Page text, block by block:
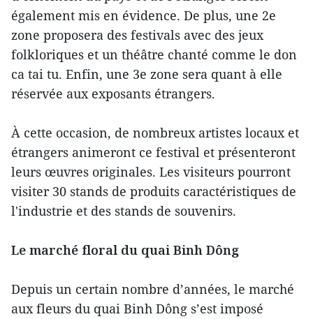
également mis en évidence. De plus, une 2e
zone proposera des festivals avec des jeux
folkloriques et un théâtre chanté comme le don
ca tai tu. Enfin, une 3e zone sera quant à elle
réservée aux exposants étrangers.
À cette occasion, de nombreux artistes locaux et
étrangers animeront ce festival et présenteront
leurs œuvres originales. Les visiteurs pourront
visiter 30 stands de produits caractéristiques de
l'industrie et des stands de souvenirs.
Le marché floral du quai Binh Dông
Depuis un certain nombre d’années, le marché
aux fleurs du quai Binh Dông s’est imposé